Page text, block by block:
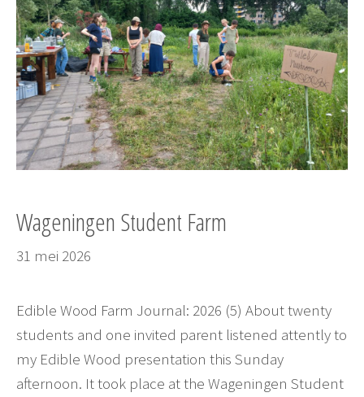
Wageningen Student Farm
31 mei 2026
Edible Wood Farm Journal: 2026 (5) About twenty
students and one invited parent listened attently to
my Edible Wood presentation this Sunday
afternoon. It took place at the Wageningen Student